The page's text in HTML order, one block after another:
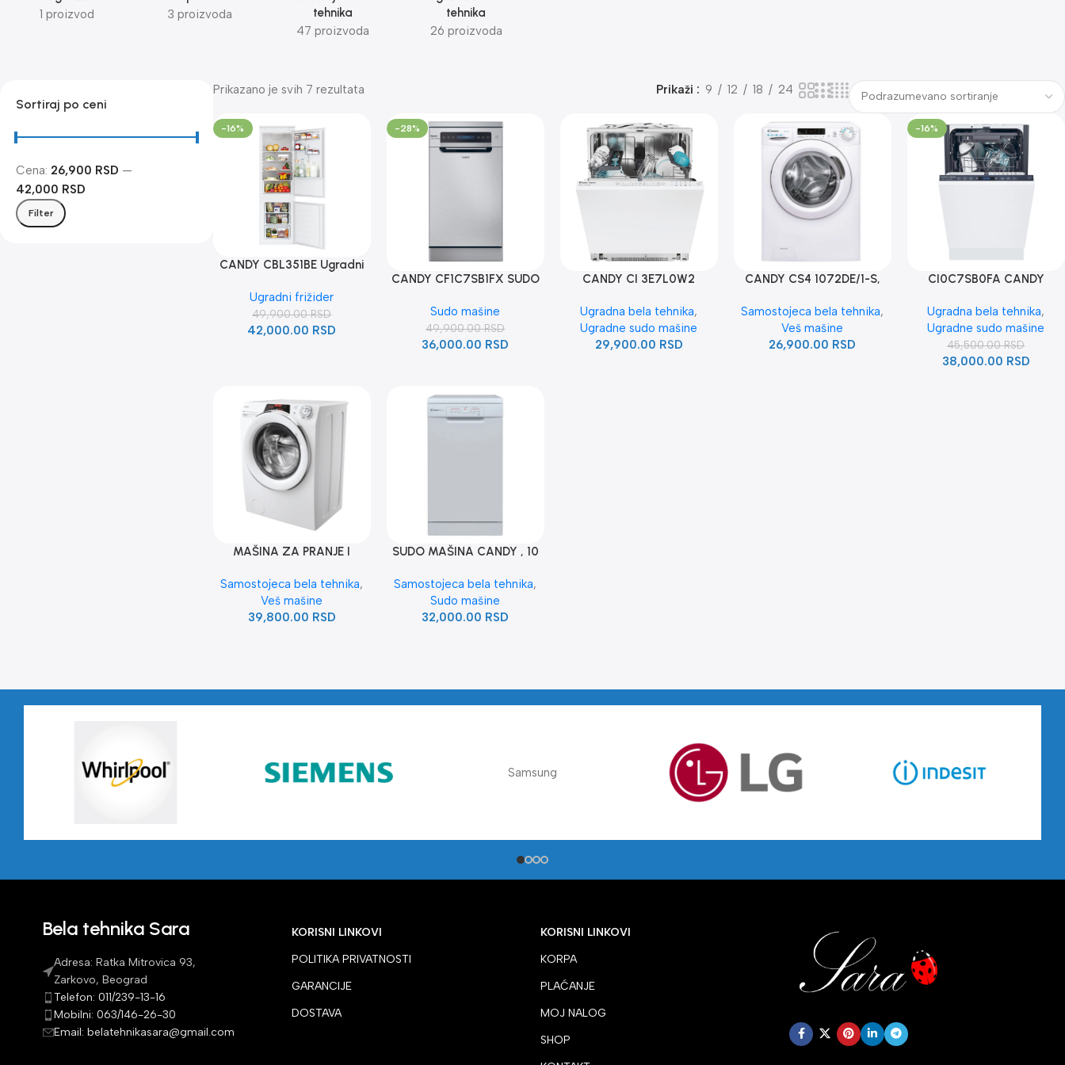
1 proizvod
3 proizvoda
tehnika
47 proizvoda
tehnika
26 proizvoda
Sortiraj po ceni
Filter
Cena: 26,900 RSD —
42,000 RSD
Prikazano je svih 7 rezultata Prikaži 9 12 18 24
-16%
CANDY CBL351BE Ugradni
Ugradni frižider
49,900.00RSD
42,000.00 RSD
-28%
CANDY CF1C7SB1FX SUDO
Sudo mašine
49,900.00RSD
36,000.00 RSD
CANDY CI 3E7L0W2
Ugradna bela tehnika,
Ugradne sudo mašine
29,900.00 RSD
CANDY CS4 1072DE/1-S,
Samostojeca bela tehnika,
Veš mašine
26,900.00 RSD
-16%
CI0C7SB0FA CANDY
Ugradna bela tehnika,
Ugradne sudo mašine
45,500.00RSD
38,000.00 RSD
MAŠINA ZA PRANJE I
ROW4964DWMCT/1-S , 9+6
KG
Samostojeca bela tehnika,
Veš mašine
39,800.00 RSD
SUDO MAŠINA CANDY , 10
Samostojeca bela tehnika,
Sudo mašine
32,000.00 RSD
Samsung
Bela tehnika Sara
Adresa: Ratka Mitrovica 93,
Zarkovo, Beograd
Telefon: 011/239-13-16
Mobilni: 063/146-26-30
Email: belatehnikasara@gmail.com
KORISNI LINKOVI
POLITIKA PRIVATNOSTI
GARANCIJE
DOSTAVA
KORISNI LINKOVI
KORPA
PLAĆANJE
MOJ NALOG
SHOP